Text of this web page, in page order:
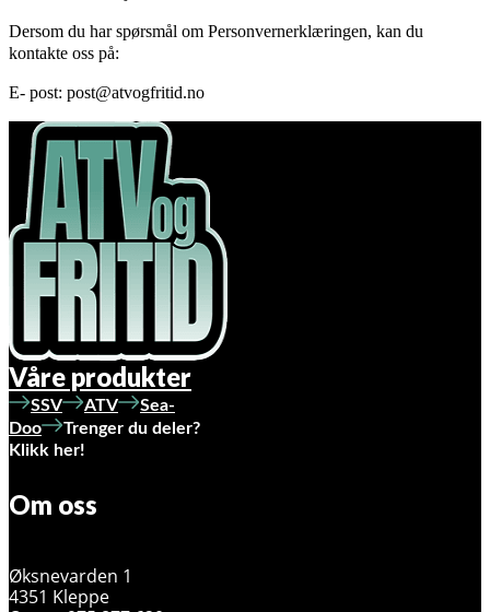
Dersom du har spørsmål om Personvernerklæringen, kan du
kontakte oss på:
E- post: post@atvogfritid.no
Våre produkter
SSV ATV
Sea-
Doo
Trenger du deler?
Klikk her!
Om oss
Øksnevarden 1
4351 Kleppe